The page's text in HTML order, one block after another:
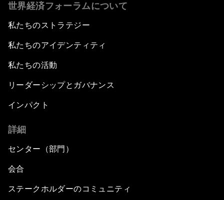
世界経済フォーラムについて
私たちのストラテジー
私たちのアイデンティティ
私たちの活動
リーダーシップとガバナンス
インパクト
詳細
センター（部門）
会合
ステークホルダーのコミュニティ